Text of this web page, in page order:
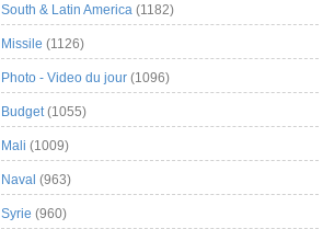
South & Latin America (1182)
Missile (1126)
Photo - Video du jour (1096)
Budget(1055)
Mali (1009)
Naval (963)
Syrie (960)